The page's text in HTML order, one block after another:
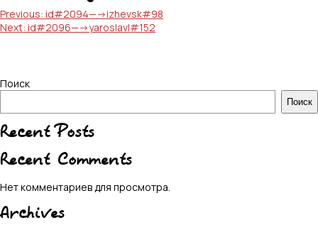
Навигация
по
Previous: id#2094—->izhevsk#98
Next: id#2096—->yaroslavl#152
Поиск
Поиск
Recent Posts
Recent Comments
Нет комментариев для просмотра.
Archives